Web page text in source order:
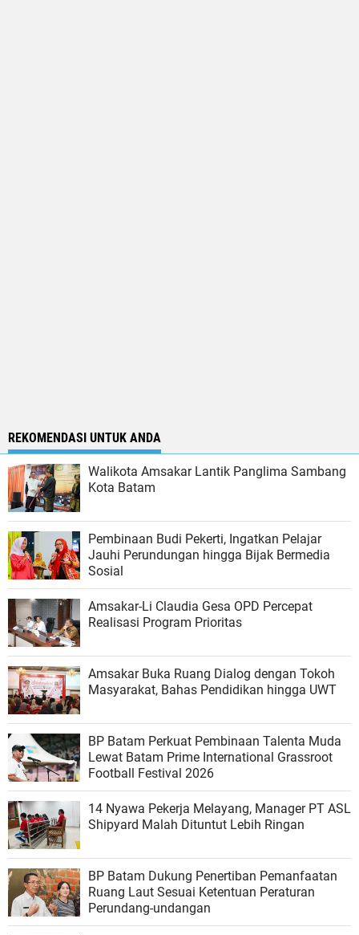
REKOMENDASI UNTUK ANDA
Walikota Amsakar Lantik Panglima Sambang
Kota Batam
Pembinaan Budi Pekerti, Ingatkan Pelajar
Jauhi Perundungan hingga Bijak Bermedia
Sosial
Amsakar-Li Claudia Gesa OPD Percepat
Realisasi Program Prioritas
Amsakar Buka Ruang Dialog dengan Tokoh
Masyarakat, Bahas Pendidikan hingga UWT
BP Batam Perkuat Pembinaan Talenta Muda
Lewat Batam Prime International Grassroot
Football Festival 2026
14 Nyawa Pekerja Melayang, Manager PT ASL
Shipyard Malah Dituntut Lebih Ringan
BP Batam Dukung Penertiban Pemanfaatan
Ruang Laut Sesuai Ketentuan Peraturan
Perundang-undangan